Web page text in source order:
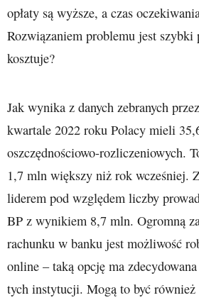
opłaty są wyższe, a czas
Rozwiązaniem problemu jest
kosztuje?
Jak wynika z danych zebranych
kwartale 2022 roku Polacy mieli
oszczędnościowo-rozliczeniowych.
1,7 mln większy niż rok wcześniej.
liderem pod względem liczby
BP z wynikiem 8,7 mln. Ogromną
rachunku w banku jest możliwość
online – taką opcję ma
tych instytucji. Mogą to być również